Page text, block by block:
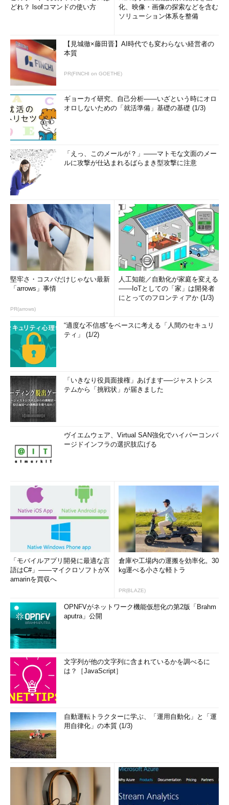
どれ？ lsofコマンドの使い方
化、映像・画像の探索などを含む
ソリューション体系を整備
【見城徹×藤田晋】AI時代でも変わらない経営者の
本質
PR(FINCHI on GOETHE)
ギョーカイ研究、自己分析――いざという時にオロ
オロしないための「就活準備」基礎の基礎 (1/3)
「えっ、このメールが？」――マトモな文面のメー
ルに攻撃が仕込まれるばらまき型攻撃に注意
堅牢さ・コスパだけじゃない最新
「arrows」事情
PR(arrows)
人工知能／自動化が家庭を変える
――IoTとしての「家」は開発者
にとってのフロンティアか (1/3)
“適度な不信感”をベースに考える「人間のセキュリ
ティ」 (1/2)
「いきなり役員面接権」あげます──ジャストシス
テムから「挑戦状」が届きました
ヴイエムウェア、Virtual SAN強化でハイパーコンバ
ージドインフラの選択肢広げる
「モバイルアプリ開発に最適な言
語はC#」――マイクロソフトがX
amarinを買収へ
倉庫や工場内の運搬を効率化。30
kg運べる小さな軽トラ
PR(BLAZE)
OPNFVがネットワーク機能仮想化の第2版「Brahm
aputra」公開
文字列が他の文字列に含まれているかを調べるに
は？［JavaScript］
自動運転トラクターに学ぶ、「運用自動化」と「運
用自律化」の本質 (1/3)